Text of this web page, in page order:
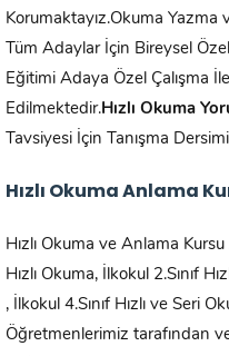
Korumaktayız.Okuma
Tüm Adaylar İçin Bireysel
Eğitimi Adaya Özel Çalışma
Edilmektedir.Hızlı Okuma
Tavsiyesi İçin Tanışma
Hızlı Okuma Anlama
Hızlı Okuma ve Anlama
Hızlı Okuma, İlkokul 2.Sınıf
, İlkokul 4.Sınıf Hızlı ve Seri
Öğretmenlerimiz tarafından